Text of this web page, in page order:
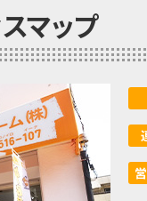
マップ